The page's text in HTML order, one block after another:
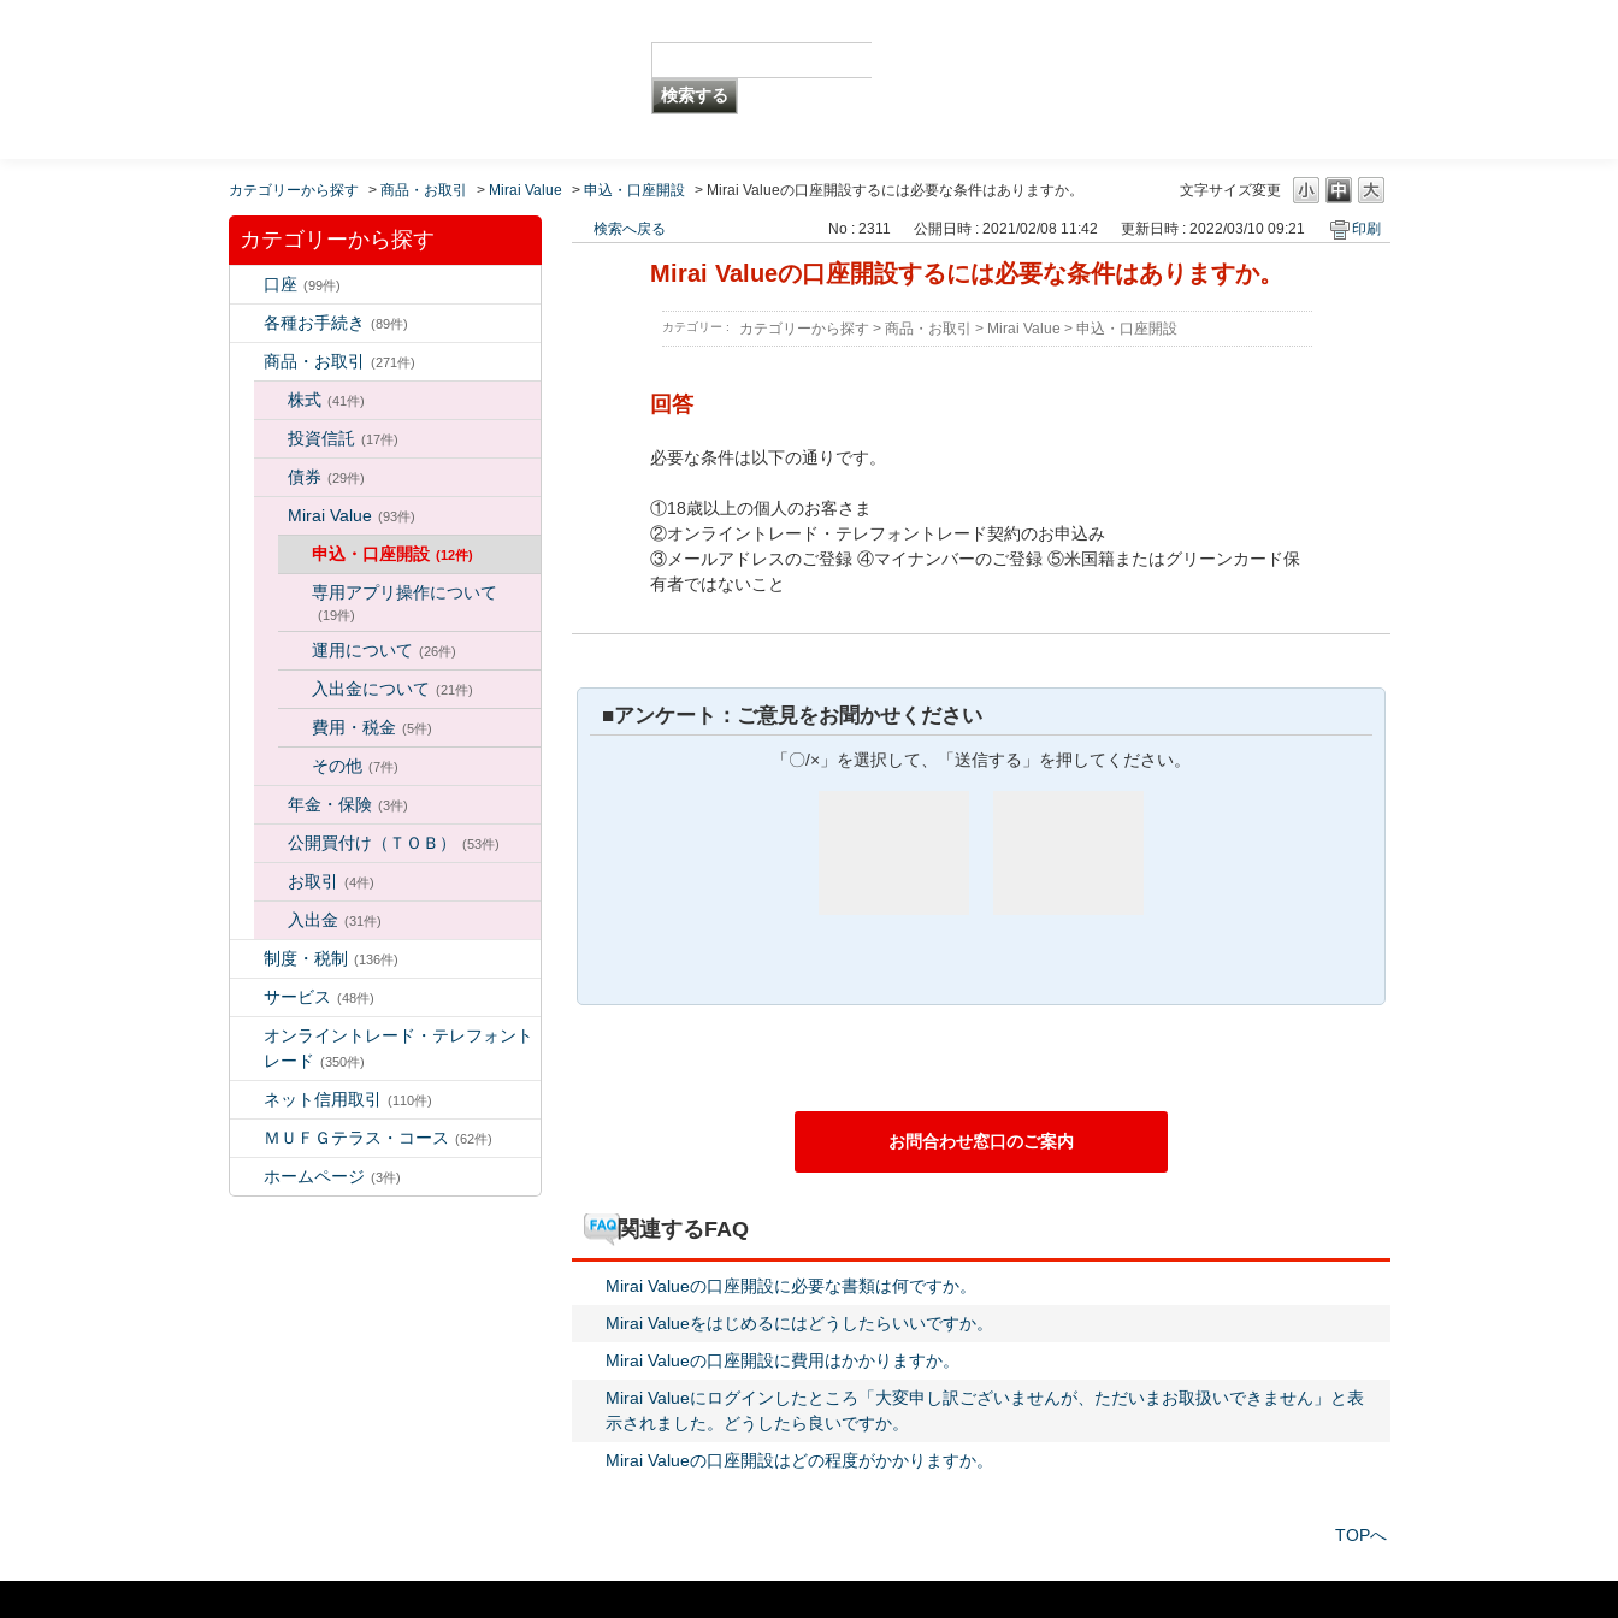
文字サイズ変更
カテゴリーから探す > 商品・お取引 > Mirai Value > 申込・口座開設 > Mirai Valueの口座開設するには必要な条件はありますか。
カテゴリーから探す
口座 (99件)
各種お手続き (89件)
商品・お取引 (271件)
株式 (41件)
投資信託 (17件)
債券 (29件)
Mirai Value (93件)
申込・口座開設 (12件)
専用アプリ操作について
(19件)
運用について (26件)
入出金について (21件)
費用・税金 (5件)
その他 (7件)
年金・保険 (3件)
公開買付け（ＴＯＢ） (53件)
お取引 (4件)
入出金 (31件)
制度・税制 (136件)
サービス (48件)
オンライントレード・テレフォント
レード (350件)
ネット信用取引 (110件)
ＭＵＦＧテラス・コース (62件)
ホームページ (3件)
検索へ戻る No : 2311 公開日時 : 2021/02/08 11:42 更新日時 : 2022/03/10 09:21 印刷
Mirai Valueの口座開設するには必要な条件はありますか。
カテゴリー : カテゴリーから探す > 商品・お取引 > Mirai Value > 申込・口座開設
回答
必要な条件は以下の通りです。
①18歳以上の個人のお客さま
②オンライントレード・テレフォントレード契約のお申込み
③メールアドレスのご登録 ④マイナンバーのご登録 ⑤米国籍またはグリーンカード保
有者ではないこと
■アンケート：ご意見をお聞かせください
「〇/×」を選択して、「送信する」を押してください。
お問合わせ窓口のご案内
関連するFAQ
Mirai Valueの口座開設に必要な書類は何ですか。
Mirai Valueをはじめるにはどうしたらいいですか。
Mirai Valueの口座開設に費用はかかりますか。
Mirai Valueにログインしたところ「大変申し訳ございませんが、ただいまお取扱いできません」と表
示されました。どうしたら良いですか。
Mirai Valueの口座開設はどの程度がかかりますか。
TOPへ